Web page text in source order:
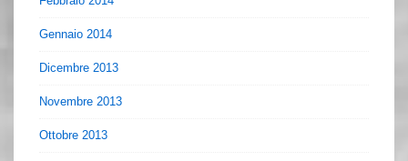
Gennaio 2014
Dicembre 2013
Novembre 2013
Ottobre 2013